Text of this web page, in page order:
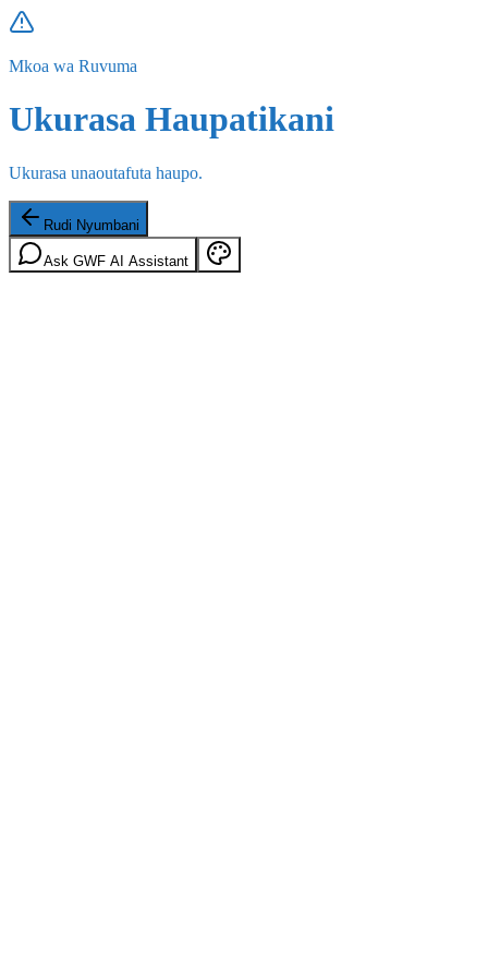
Mkoa wa Ruvuma
Ukurasa Haupatikani
Ukurasa unaoutafuta haupo.
Rudi Nyumbani
Ask GWF AI Assistant